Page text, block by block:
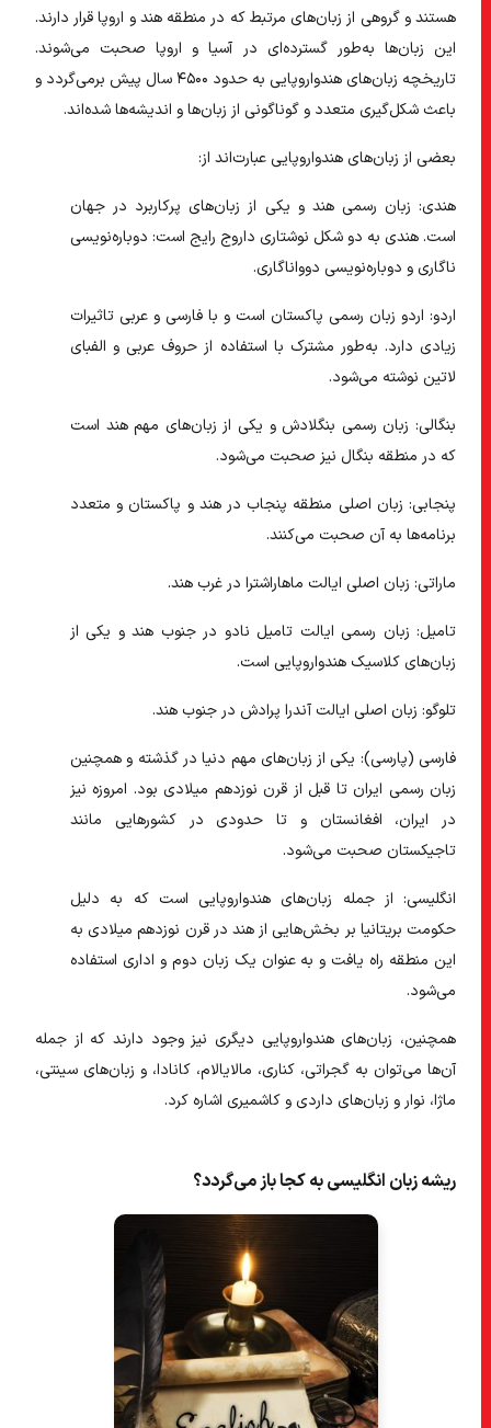
هستند و گروهی از زبان‌های مرتبط که در منطقه هند و اروپا قرار دارند.
این زبان‌ها به‌طور گسترده‌ای در آسیا و اروپا صحبت می‌شوند.
تاریخچه زبان‌های هندواروپایی به حدود ۴۵۰۰ سال پیش برمی‌گردد و
باعث شکل‌گیری متعدد و گوناگونی از زبان‌ها و اندیشه‌ها شده‌اند.
بعضی از زبان‌های هندواروپایی عبارت‌اند از:
هندی:زبان رسمی هند و یکی از زبان‌های پرکاربرد در جهان
است. هندی به دو شکل نوشتاری داروج رایج است: دوباره‌نویسی
ناگاری و دوباره‌نویسی دوواناگاری.
اردو:اردو زبان رسمی پاکستان است و با فارسی و عربی تاثیرات
زیادی دارد. به‌طور مشترک با استفاده از حروف عربی و الفبای
لاتین نوشته می‌شود.
بنگالی:زبان رسمی بنگلادش و یکی از زبان‌های مهم هند است
که در منطقه بنگال نیز صحبت می‌شود.
پنجابی:زبان اصلی منطقه پنجاب در هند و پاکستان و متعدد
برنا‌مه‌ها به آن صحبت می‌کنند.
ماراتی:زبان اصلی ایالت ماهاراشترا در غرب هند.
تامیل:زبان رسمی ایالت تامیل نادو در جنوب هند و یکی از
زبان‌های کلاسیک هندواروپایی است.
تلوگو:زبان اصلی ایالت آندرا پرادش در جنوب هند.
فارسی (پارسی):یکی از زبان‌های مهم دنیا در گذشته و همچنین
زبان رسمی ایران تا قبل از قرن نوزدهم میلادی بود. امروزه نیز
در ایران، افغانستان و تا حدودی در کشورهایی مانند
تاجیکستان صحبت می‌شود.
انگلیسی:از جمله زبان‌های هندواروپایی است که به دلیل
حکومت بریتانیا بر بخش‌هایی از هند در قرن نوزدهم میلادی به
این منطقه راه یافت و به عنوان یک زبان دوم و اداری استفاده
می‌شود.
همچنین، زبان‌های هندواروپایی دیگری نیز وجود دارند که از جمله
آن‌ها می‌توان به گجراتی، کناری، مالایالام، کانادا، و زبان‌های سینتی،
ماژا، نوار و زبان‌های داردی و کاشمیری اشاره کرد.
ریشه زبان انگلیسی به کجا باز می‌گردد؟